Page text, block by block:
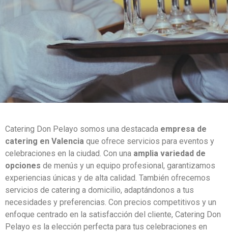
Catering Don Pelayo somos una destacada empresa de
catering en Valencia que ofrece servicios para eventos y
celebraciones en la ciudad. Con una amplia variedad de
opciones de menús y un equipo profesional, garantizamos
experiencias únicas y de alta calidad. También ofrecemos
servicios de catering a domicilio, adaptándonos a tus
necesidades y preferencias. Con precios competitivos y un
enfoque centrado en la satisfacción del cliente, Catering Don
Pelayo es la elección perfecta para tus celebraciones en